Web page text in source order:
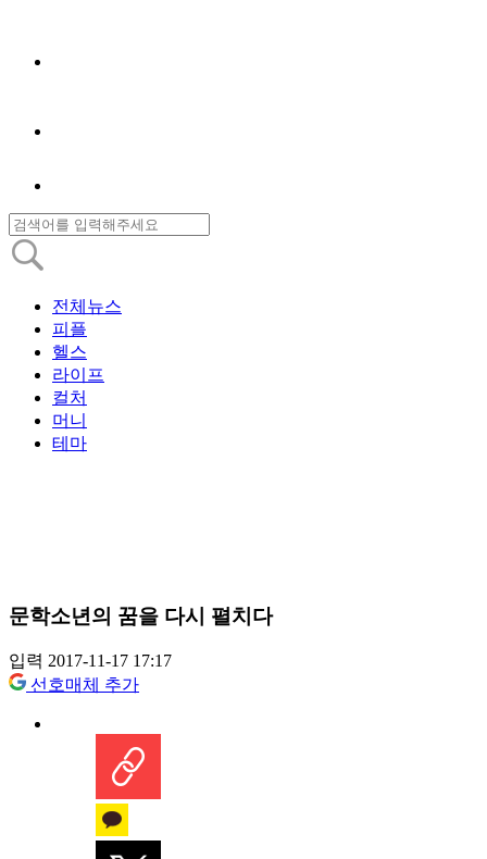
전체뉴스
피플
헬스
라이프
컬처
머니
테마
문학소년의 꿈을 다시 펼치다
입력 2017-11-17 17:17
선호매체 추가